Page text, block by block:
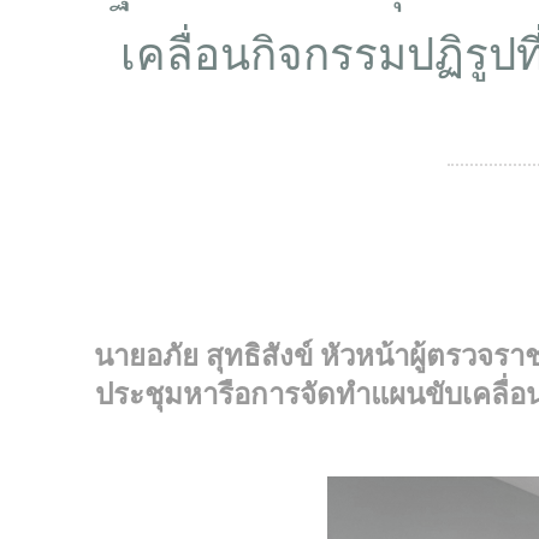
เคลื่อนกิจกรรมปฏิรูป
นายอภัย สุทธิสังข์ หัวหน้าผู้ตรวจรา
ประชุมหารือการจัดทำแผนขับเคลื่อ